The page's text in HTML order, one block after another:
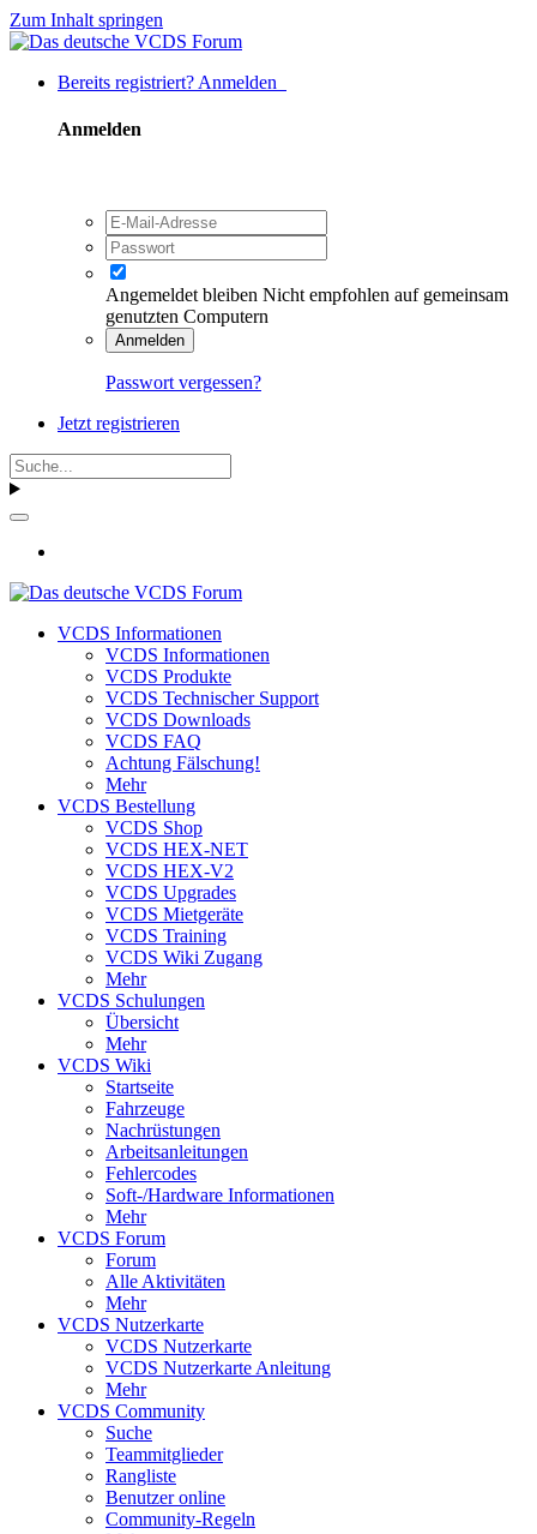
Zum Inhalt springen
Bereits registriert? Anmelden
Anmelden
Angemeldet bleiben Nicht empfohlen auf gemeinsam
genutzten Computern
Anmelden
Passwort vergessen?
Jetzt registrieren
VCDS Informationen
VCDS Informationen
VCDS Produkte
VCDS Technischer Support
VCDS Downloads
VCDS FAQ
Achtung Fälschung!
Mehr
VCDS Bestellung
VCDS Shop
VCDS HEX-NET
VCDS HEX-V2
VCDS Upgrades
VCDS Mietgeräte
VCDS Training
VCDS Wiki Zugang
Mehr
VCDS Schulungen
Übersicht
Mehr
VCDS Wiki
Startseite
Fahrzeuge
Nachrüstungen
Arbeitsanleitungen
Fehlercodes
Soft-/Hardware Informationen
Mehr
VCDS Forum
Forum
Alle Aktivitäten
Mehr
VCDS Nutzerkarte
VCDS Nutzerkarte
VCDS Nutzerkarte Anleitung
Mehr
VCDS Community
Suche
Teammitglieder
Rangliste
Benutzer online
Community-Regeln